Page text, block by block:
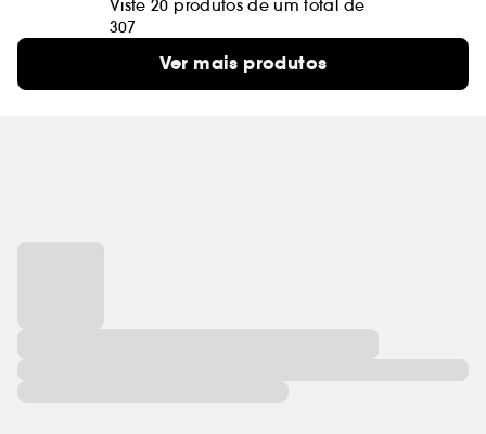
Viste 20 produtos de um total de
307
Ver mais produtos